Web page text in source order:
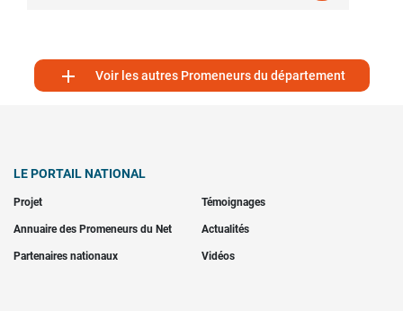
 Voir les autres Promeneurs du département
LE PORTAIL NATIONAL
Projet Témoignages
Annuaire des Promeneurs du Net Actualités
Partenaires nationaux Vidéos